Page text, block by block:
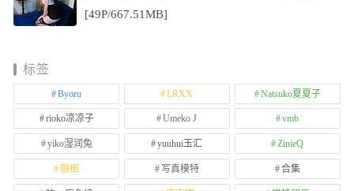
[49P/667.51MB]
标签
Byoru LRXX Natsuko夏夏子
rioko凉凉子 Umeko J vmb
yiko湿润兔 yuuhui玉汇 ZinieQ
丽柜 写真模特 合集